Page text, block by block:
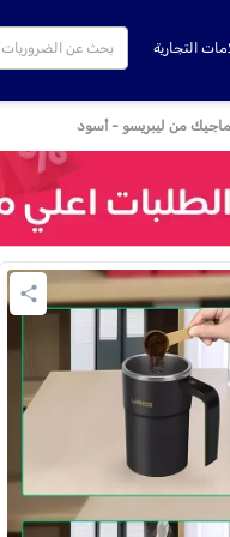
التجارية
من ليبريسو - أسود